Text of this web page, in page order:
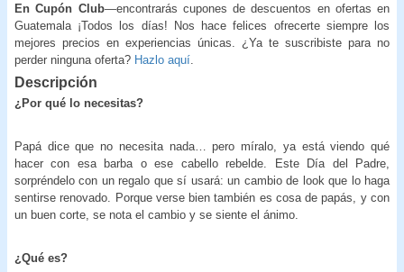
En Cupón Club—encontrarás cupones de descuentos en ofertas en
Guatemala ¡Todos los días! Nos hace felices ofrecerte siempre los
mejores precios en experiencias únicas. ¿Ya te suscribiste para no
perder ninguna oferta? Hazlo aquí
Descripción
¿Por qué lo necesitas?
Papá dice que no necesita nada… pero míralo, ya está viendo qué
hacer con esa barba o ese cabello rebelde. Este Día del Padre,
sorpréndelo con un regalo que sí usará: un cambio de look que lo haga
sentirse renovado. Porque verse bien también es cosa de papás, y con
un buen corte, se nota el cambio y se siente el ánimo.
¿Qué es?